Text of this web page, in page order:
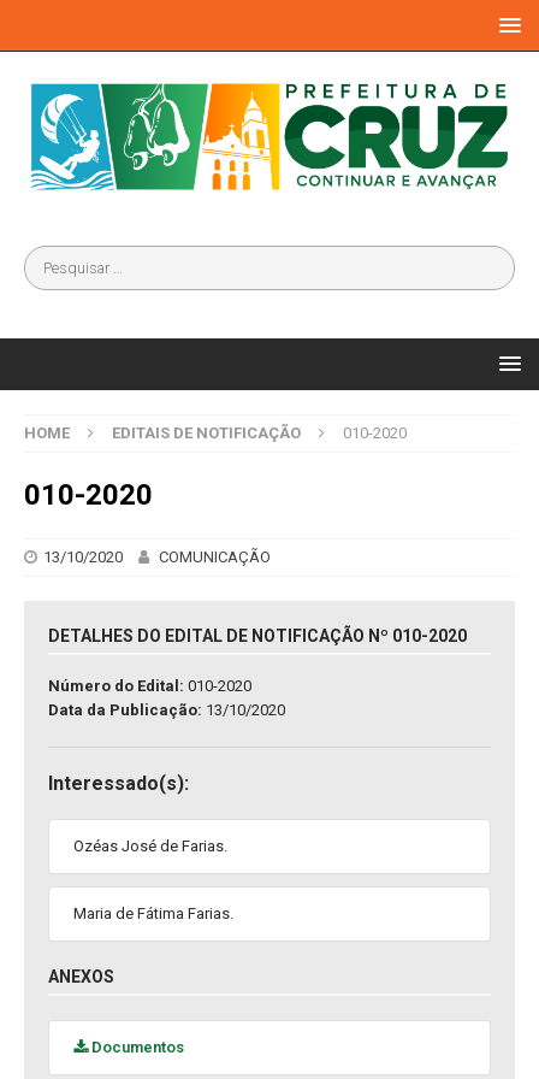
HOME EDITAIS DE NOTIFICAÇÃO 010-2020
010-2020
13/10/2020 COMUNICAÇÃO
DETALHES DO EDITAL DE NOTIFICAÇÃO Nº 010-2020
Número do Edital: 010-2020
Data da Publicação: 13/10/2020
Interessado(s):
Ozéas José de Farias.
Maria de Fátima Farias.
ANEXOS
Documentos